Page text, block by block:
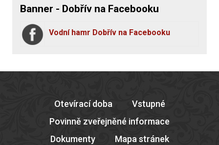
Banner - Dobřív na Facebooku
Vodní hamr Dobřív na Facebooku
Otevírací doba
Vstupné
Povinně zveřejněné informace
Dokumenty
Mapa stránek